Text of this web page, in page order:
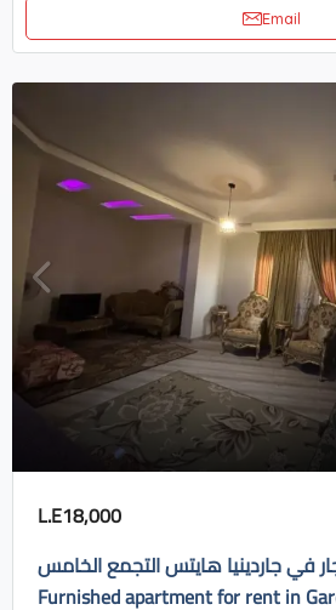
Email
L.E18,000
في جاردينيا هايتس التجمع الخامس
Furnished apartment for rent in